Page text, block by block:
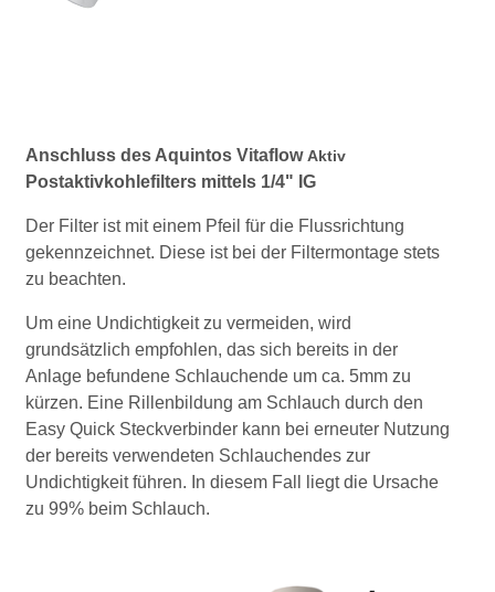
Anschluss des Aquintos Vitaflow Aktiv
Postaktivkohlefilters mittels 1/4" IG
Der Filter ist mit einem Pfeil für die Flussrichtung
gekennzeichnet. Diese ist bei der Filtermontage stets
zu beachten.
Um eine Undichtigkeit zu vermeiden, wird
grundsätzlich empfohlen, das sich bereits in der
Anlage befundene Schlauchende um ca. 5mm zu
kürzen. Eine Rillenbildung am Schlauch durch den
Easy Quick Steckverbinder kann bei erneuter Nutzung
der bereits verwendeten Schlauchendes zur
Undichtigkeit führen. In diesem Fall liegt die Ursache
zu 99% beim Schlauch.